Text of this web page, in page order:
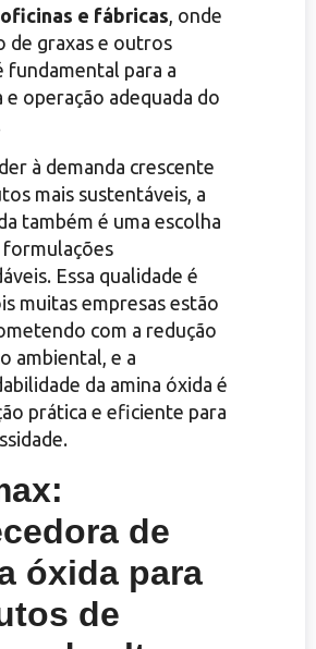
oficinas e fábricas , onde
de graxas e outros
fundamental para a
e operação adequada do
à demanda crescente
mais sustentáveis, a
também é uma escolha
formulações
Essa qualidade é
muitas empresas estão
com a redução
ambiental, e a
da amina óxida é
prática e eficiente para
de
óxida para
de